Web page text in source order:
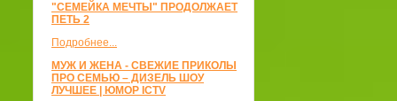
"СЕМЕЙКА МЕЧТЫ" ПРОДОЛЖАЕТ
ПЕТЬ 2
Подробнее...
МУЖ И ЖЕНА - СВЕЖИЕ ПРИКОЛЫ
ПРО СЕМЬЮ – ДИЗЕЛЬ ШОУ
ЛУЧШЕЕ | ЮМОР ICTV